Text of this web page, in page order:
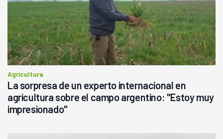
Agricultura
La sorpresa de un experto internacional en
agricultura sobre el campo argentino: "Estoy muy
impresionado"